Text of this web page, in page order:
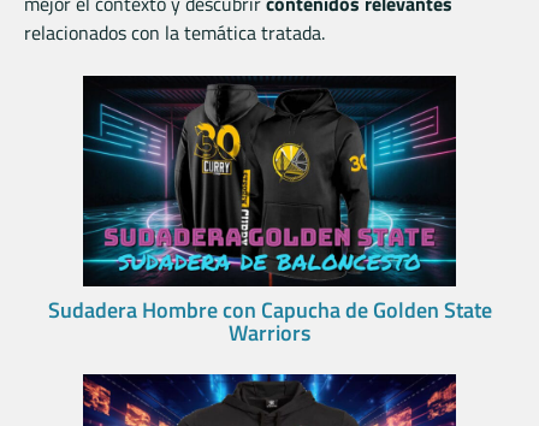
relacionados con la temática tratada.
Sudadera Hombre con Capucha de Golden State
Warriors